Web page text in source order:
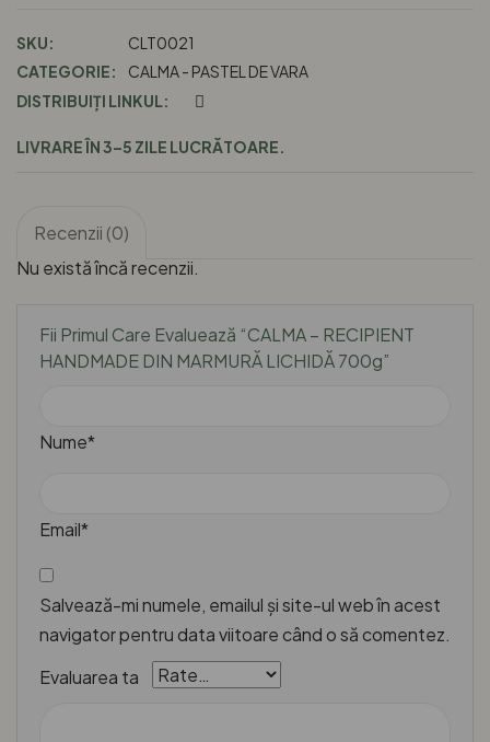
DIN
MARMURĂ
LICHIDĂ
SKU:
CLT0021
CATEGORIE:
CALMA - PASTEL DE VARA
DISTRIBUIȚI LINKUL:
LIVRARE ÎN 3–5 ZILE LUCRĂTOARE.
Recenzii (0)
Nu există încă recenzii.
Fii Primul Care Evaluează “CALMA – RECIPIENT
HANDMADE DIN MARMURĂ LICHIDĂ 700g”
Nume*
Email*
Salvează-mi numele, emailul și site-ul web în acest
navigator pentru data viitoare când o să comentez.
Evaluarea ta